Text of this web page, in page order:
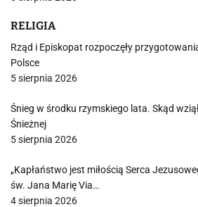
RELIGIA
Rząd i Episkopat rozpoczęły
Polsce
5 sierpnia 2026
Śnieg w środku rzymskiego lata. Skąd
Śnieżnej
5 sierpnia 2026
„Kapłaństwo jest miłością Serca
św. Jana Marię Via…
4 sierpnia 2026